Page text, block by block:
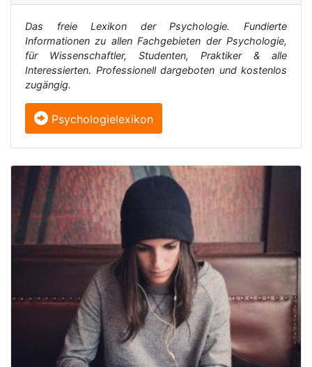
Das freie Lexikon der Psychologie. Fundierte
Informationen zu allen Fachgebieten der Psychologie,
für Wissenschaftler, Studenten, Praktiker & alle
Interessierten. Professionell dargeboten und kostenlos
zugängig.
Psychologielexikon